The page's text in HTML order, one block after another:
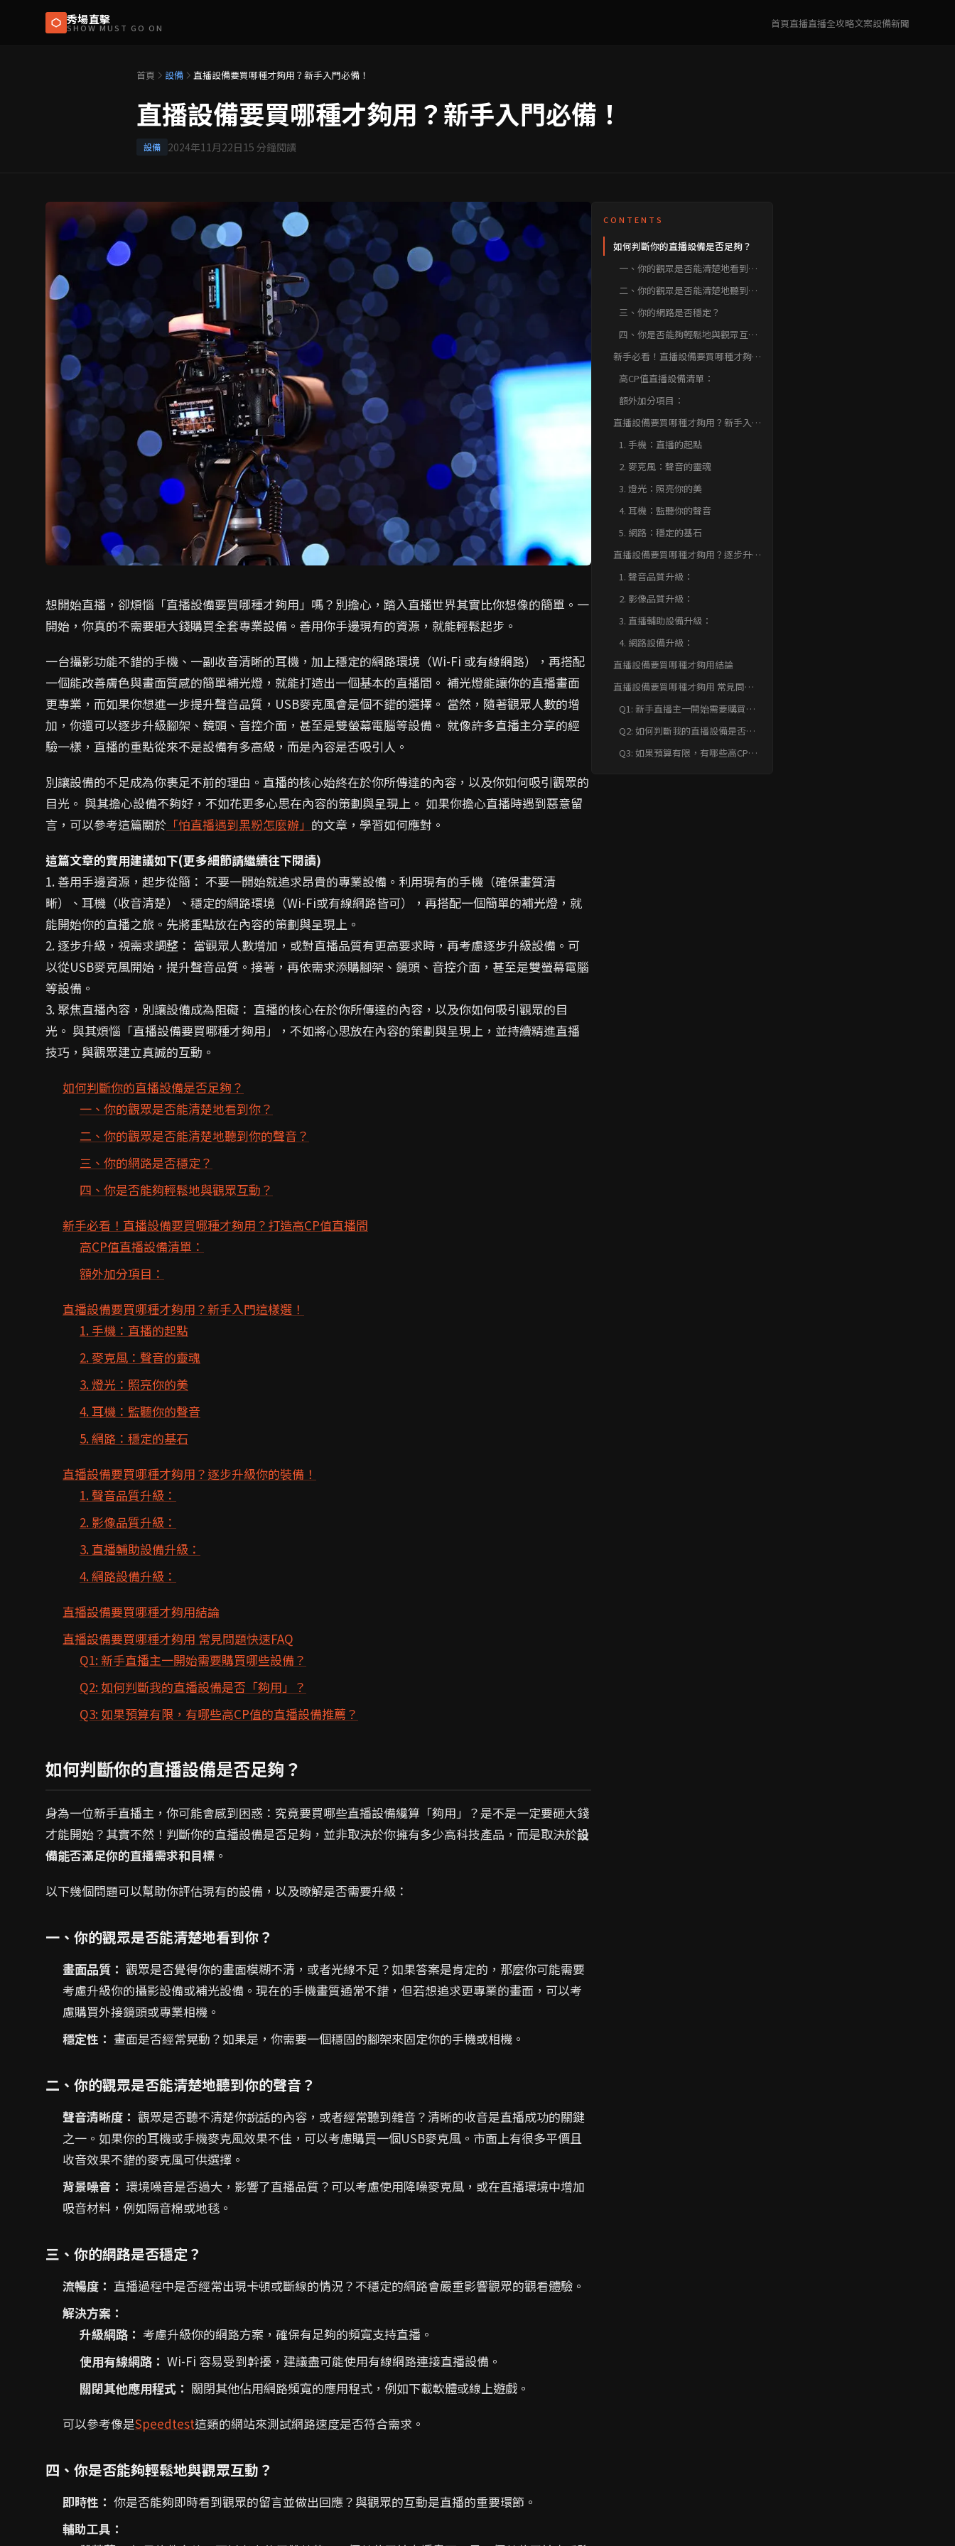
秀場直擊
SHOW MUST GO ON 首頁直播直播全攻略文案設備新聞
首頁 設備 直播設備要買哪種才夠用？新手入門必備！
直播設備要買哪種才夠用？新手入門必備！
設備 2024年11月22日15 分鐘閱讀
想開始直播，卻煩惱「直播設備要買哪種才夠用」嗎？別擔心，踏入直播世界其實比你想像的簡單。一
開始，你真的不需要砸大錢購買全套專業設備。善用你手邊現有的資源，就能輕鬆起步。
一台攝影功能不錯的手機、一副收音清晰的耳機，加上穩定的網路環境（Wi-Fi 或有線網路），再搭配
一個能改善膚色與畫面質感的簡單補光燈，就能打造出一個基本的直播間。 補光燈能讓你的直播畫面
更專業，而如果你想進一步提升聲音品質，USB麥克風會是個不錯的選擇。 當然，隨著觀眾人數的增
加，你還可以逐步升級腳架、鏡頭、音控介面，甚至是雙螢幕電腦等設備。 就像許多直播主分享的經
驗一樣，直播的重點從來不是設備有多高級，而是內容是否吸引人。
別讓設備的不足成為你裹足不前的理由。直播的核心始終在於你所傳達的內容，以及你如何吸引觀眾的
目光。 與其擔心設備不夠好，不如花更多心思在內容的策劃與呈現上。 如果你擔心直播時遇到惡意留
言，可以參考這篇關於 「怕直播遇到黑粉怎麼辦」 的文章，學習如何應對。
這篇文章的實用建議如下(更多細節請繼續往下閱讀)
1. 善用手邊資源，起步從簡： 不要一開始就追求昂貴的專業設備。利用現有的手機（確保畫質清
晰）、耳機（收音清楚）、穩定的網路環境（Wi-Fi或有線網路皆可），再搭配一個簡單的補光燈，就
能開始你的直播之旅。先將重點放在內容的策劃與呈現上。
2. 逐步升級，視需求調整： 當觀眾人數增加，或對直播品質有更高要求時，再考慮逐步升級設備。可
以從USB麥克風開始，提升聲音品質。接著，再依需求添購腳架、鏡頭、音控介面，甚至是雙螢幕電腦
等設備。
3. 聚焦直播內容，別讓設備成為阻礙： 直播的核心在於你所傳達的內容，以及你如何吸引觀眾的目
光。 與其煩惱「直播設備要買哪種才夠用」，不如將心思放在內容的策劃與呈現上，並持續精進直播
技巧，與觀眾建立真誠的互動。
如何判斷你的直播設備是否足夠？
一、你的觀眾是否能清楚地看到你？
二、你的觀眾是否能清楚地聽到你的聲音？
三、你的網路是否穩定？
四、你是否能夠輕鬆地與觀眾互動？
新手必看！直播設備要買哪種才夠用？打造高CP值直播間
高CP值直播設備清單：
額外加分項目：
直播設備要買哪種才夠用？新手入門這樣選！
1. 手機：直播的起點
2. 麥克風：聲音的靈魂
3. 燈光：照亮你的美
4. 耳機：監聽你的聲音
5. 網路：穩定的基石
直播設備要買哪種才夠用？逐步升級你的裝備！
1. 聲音品質升級：
2. 影像品質升級：
3. 直播輔助設備升級：
4. 網路設備升級：
直播設備要買哪種才夠用結論
直播設備要買哪種才夠用 常見問題快速FAQ
Q1: 新手直播主一開始需要購買哪些設備？
Q2: 如何判斷我的直播設備是否「夠用」？
Q3: 如果預算有限，有哪些高CP值的直播設備推薦？
如何判斷你的直播設備是否足夠？
身為一位新手直播主，你可能會感到困惑：究竟要買哪些直播設備纔算「夠用」？是不是一定要砸大錢
才能開始？其實不然！判斷你的直播設備是否足夠，並非取決於你擁有多少高科技產品，而是取決於設
備能否滿足你的直播需求和目標 。
以下幾個問題可以幫助你評估現有的設備，以及瞭解是否需要升級：
一、你的觀眾是否能清楚地看到你？
畫面品質： 觀眾是否覺得你的畫面模糊不清，或者光線不足？如果答案是肯定的，那麼你可能需要
考慮升級你的攝影設備或補光設備。現在的手機畫質通常不錯，但若想追求更專業的畫面，可以考
慮購買外接鏡頭或專業相機。
穩定性： 畫面是否經常晃動？如果是，你需要一個穩固的腳架來固定你的手機或相機。
二、你的觀眾是否能清楚地聽到你的聲音？
聲音清晰度： 觀眾是否聽不清楚你說話的內容，或者經常聽到雜音？清晰的收音是直播成功的關鍵
之一。如果你的耳機或手機麥克風效果不佳，可以考慮購買一個USB麥克風。市面上有很多平價且
收音效果不錯的麥克風可供選擇。
背景噪音： 環境噪音是否過大，影響了直播品質？可以考慮使用降噪麥克風，或在直播環境中增加
吸音材料，例如隔音棉或地毯。
三、你的網路是否穩定？
流暢度： 直播過程中是否經常出現卡頓或斷線的情況？不穩定的網路會嚴重影響觀眾的觀看體驗。
解決方案：
升級網路： 考慮升級你的網路方案，確保有足夠的頻寬支持直播。
使用有線網路： Wi-Fi 容易受到幹擾，建議盡可能使用有線網路連接直播設備。
關閉其他應用程式： 關閉其他佔用網路頻寬的應用程式，例如下載軟體或線上遊戲。
可以參考像是Speedtest這類的網站來測試網路速度是否符合需求。
四、你是否能夠輕鬆地與觀眾互動？
即時性： 你是否能夠即時看到觀眾的留言並做出回應？與觀眾的互動是直播的重要環節。
輔助工具：
CONTENTS
如何判斷你的直播設備是否足夠？
一、你的觀眾是否能清楚地看到
二、你的觀眾是否能清楚地聽到你
三、你的網路是否穩定？
四、你是否能夠輕鬆地與觀眾互
新手必看！直播設備要買哪種才夠
高CP值直播設備清單：
額外加分項目：
直播設備要買哪種才夠用？新手入門
1. 手機：直播的起點
2. 麥克風：聲音的靈魂
3. 燈光：照亮你的美
4. 耳機：監聽你的聲音
5. 網路：穩定的基石
直播設備要買哪種才夠用？逐步升級
1. 聲音品質升級：
2. 影像品質升級：
3. 直播輔助設備升級：
4. 網路設備升級：
直播設備要買哪種才夠用結論
直播設備要買哪種才夠用 常見問題
Q1: 新手直播主一開始需要購買哪
Q2: 如何判斷我的直播設備是否
Q3: 如果預算有限，有哪些高CP值